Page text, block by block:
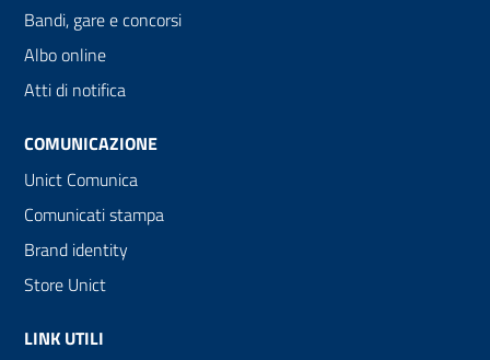
Bandi, gare e concorsi
Albo online
Atti di notifica
COMUNICAZIONE
Unict Comunica
Comunicati stampa
Brand identity
Store Unict
LINK UTILI